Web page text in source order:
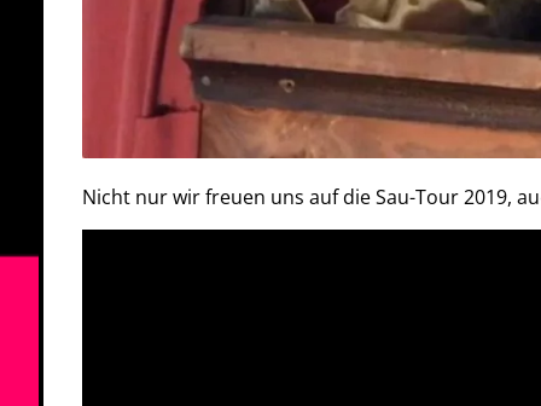
Nicht nur wir freuen uns auf die Sau-Tour 2019,